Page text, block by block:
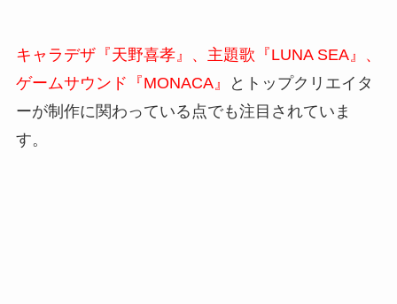
キャラデザ『天野喜孝』、主題歌『LUNA SEA』、
ゲームサウンド『MONACA』
とトップクリエイタ
ーが制作に関わっている点でも注目されていま
す。